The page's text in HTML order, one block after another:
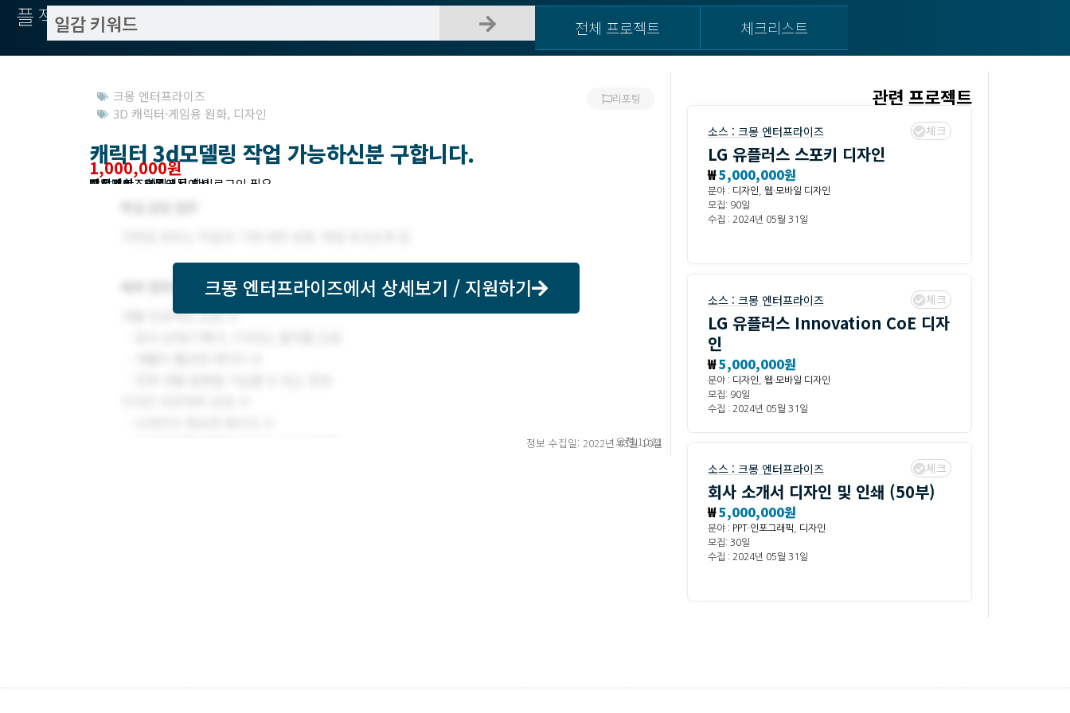
플젝서치 전체 프로젝트 체크리스트
크몽 엔터프라이즈
3D 캐릭터·게임용 원화, 디자인
리포팅
캐릭터 3d모델링 작업 가능하신분 구합니다.
1,000,000원
작업방식 : 외주
모집기한 : 크몽에서 확인
예상기간 : 10일
프로젝트조회 : 크몽에서 로그인 필요
받은제안 : 크몽에서 확인
크몽 엔터프라이즈에서 상세보기 / 지원하기
정보 수집일: 2022년 03월 10일
오전 10:21
관련 프로젝트
소스 : 크몽 엔터프라이즈 체크
LG 유플러스 스포키 디자인
₩5,000,000원
분야 : 디자인
웹·모바일 디자인
모집: 90일
수집 : 2024년 05월 31일
소스 : 크몽 엔터프라이즈 체크
LG 유플러스 Innovation CoE 디자
인
₩5,000,000원
분야 : 디자인
웹·모바일 디자인
모집: 90일
수집 : 2024년 05월 31일
소스 : 크몽 엔터프라이즈 체크
회사 소개서 디자인 및 인쇄 (50부)
₩5,000,000원
분야 : PPT·인포그래픽
디자인
모집: 30일
수집 : 2024년 05월 31일